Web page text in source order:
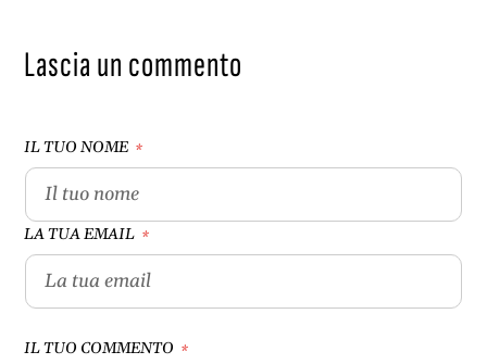
Lascia un commento
IL TUO NOME *
LA TUA EMAIL *
IL TUO COMMENTO *